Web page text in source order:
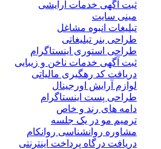
ثبت آگهی خدمات آرایشی
مینی سایت
تبلیغات انبوه مشاغل
طراحی بنر تبلیغاتی
طراحی استوری اینستاگرام
ثبت آگهی خدمات ناخن و زیبایی
دریافت کد رهگیری مالیاتی
لوازم آرایش اورجینال
طراحی پست اینستاگرام
دامه های رند و خاص
ترمیم مو در یک جلسه
مشاوره روانشناسی روانکام
دریافت درگاه پرداخت اینترنتی